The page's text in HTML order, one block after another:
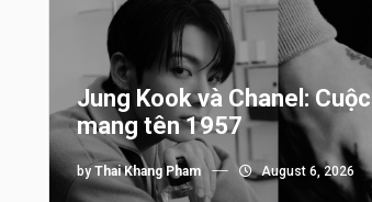
Jung Kook và Chanel:
mang tên 1957
by Thai Khang Pham August 6, 2026